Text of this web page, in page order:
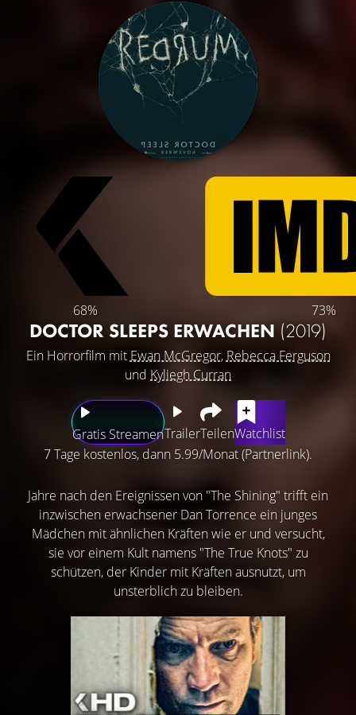
68% 73%
DOCTOR SLEEPS ERWACHEN(2019)
Ein Horrorfilm mit Ewan McGregor, Rebecca Ferguson
und Kyliegh Curran
Gratis StreamenTrailerTeilenWatchlist
7 Tage kostenlos, dann 5.99/Monat (Partnerlink).
Jahre nach den Ereignissen von "The Shining" trifft ein
inzwischen erwachsener Dan Torrence ein junges
Mädchen mit ähnlichen Kräften wie er und versucht,
sie vor einem Kult namens "The True Knots" zu
schützen, der Kinder mit Kräften ausnutzt, um
unsterblich zu bleiben.